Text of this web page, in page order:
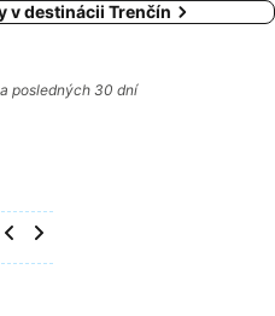
v destinácii Trenčín
posledných 30 dní